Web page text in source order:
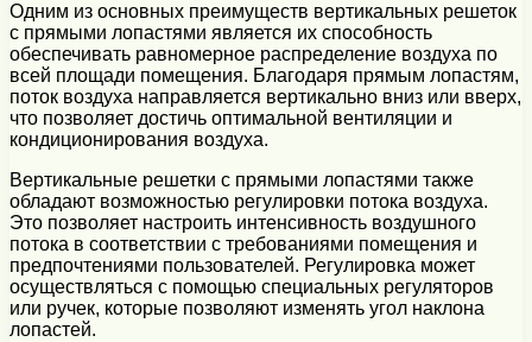
Одним из основных преимуществ вертикальных решеток
с прямыми лопастями является их способность
обеспечивать равномерное распределение воздуха по
всей площади помещения. Благодаря прямым лопастям,
поток воздуха направляется вертикально вниз или вверх,
что позволяет достичь оптимальной вентиляции и
кондиционирования воздуха.
Вертикальные решетки с прямыми лопастями также
обладают возможностью регулировки потока воздуха.
Это позволяет настроить интенсивность воздушного
потока в соответствии с требованиями помещения и
предпочтениями пользователей. Регулировка может
осуществляться с помощью специальных регуляторов
или ручек, которые позволяют изменять угол наклона
лопастей.